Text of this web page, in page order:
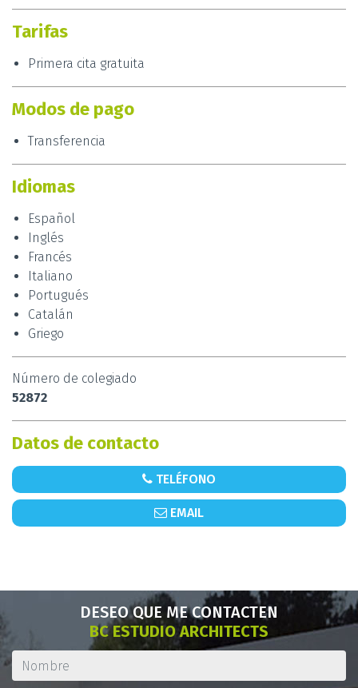
Tarifas
Primera cita gratuita
Modos de pago
Transferencia
Idiomas
Español
Inglés
Francés
Italiano
Portugués
Catalán
Griego
Número de colegiado
52872
Datos de contacto
TELÉFONO
EMAIL
DESEO QUE ME CONTACTEN
BC ESTUDIO ARCHITECTS